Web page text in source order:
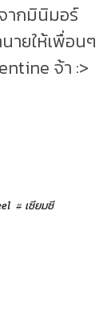
ากมินิมอร์
ายให้เพื่อนๆ
จ้า :>
# เซียมซี